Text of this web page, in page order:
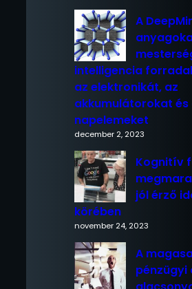
A
intelligencia
az elektronikát, az
akkumulátorokat és
napelemeket
december 2, 2023
Kognitív
jól érző
körében
november 24, 2023
A
pénzügyi